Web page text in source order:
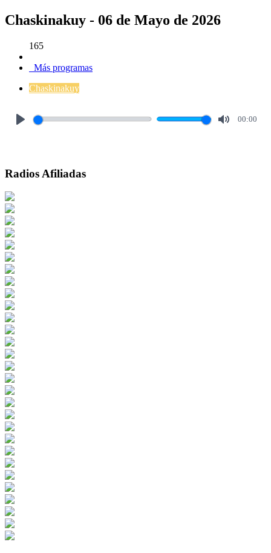
Chaskinakuy - 06 de Mayo de 2026
165
Más programas
Chaskinakuy
00:00
Radios Afiliadas